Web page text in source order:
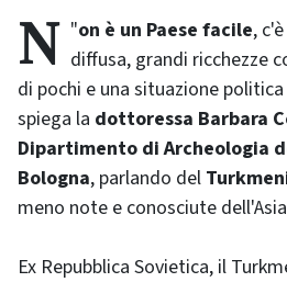
"Non è un Paese facile,
diffusa, grandi ricchezze
di pochi e una situazione
spiega la dottoressa Barbara
Dipartimento di Archeologia
Bologna, parlando del
meno note e conosciute
Ex Repubblica Sovietica, il